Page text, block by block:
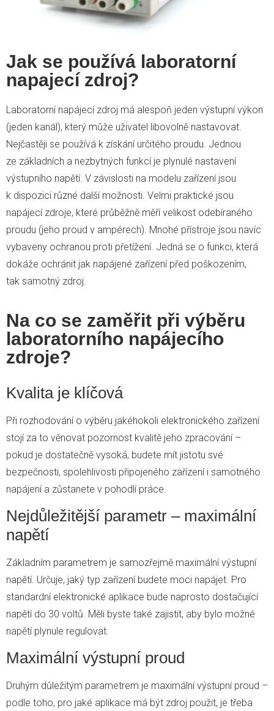
Jak se používá laboratorní
napajecí zdroj?
Laboratorní napájecí zdroj má alespoň jeden výstupní výkon
(jeden kanál), který může uživatel libovolně nastavovat.
Nejčastěji se používá k získání určitého proudu. Jednou
ze základních a nezbytných funkcí je plynulé nastavení
výstupního napětí. V závislosti na modelu zařízení jsou
k dispozici různé další možnosti. Velmi praktické jsou
napájecí zdroje, které průběžně měří velikost odebíraného
proudu (jeho proud v ampérech). Mnohé přístroje jsou navíc
vybaveny ochranou proti přetížení. Jedná se o funkci, která
dokáže ochránit jak napájené zařízení před poškozením,
tak samotný zdroj.
Na co se zaměřit při výběru
laboratorního napájecího
zdroje?
Kvalita je klíčová
Při rozhodování o výběru jakéhokoli elektronického zařízení
stojí za to věnovat pozornost kvalitě jeho zpracování –
pokud je dostatečně vysoká, budete mít jistotu své
bezpečnosti, spolehlivosti připojeného zařízení i samotného
napájení a zůstanete v pohodlí práce.
Nejdůležitější parametr – maximální
napětí
Základním parametrem je samozřejmě maximální výstupní
napětí. Určuje, jaký typ zařízení budete moci napájet. Pro
standardní elektronické aplikace bude naprosto dostačující
napětí do 30 voltů. Měli byste také zajistit, aby bylo možné
napětí plynule regulovat.
Maximální výstupní proud
Druhým důležitým parametrem je maximální výstupní proud –
podle toho, pro jaké aplikace má být zdroj použit, je třeba